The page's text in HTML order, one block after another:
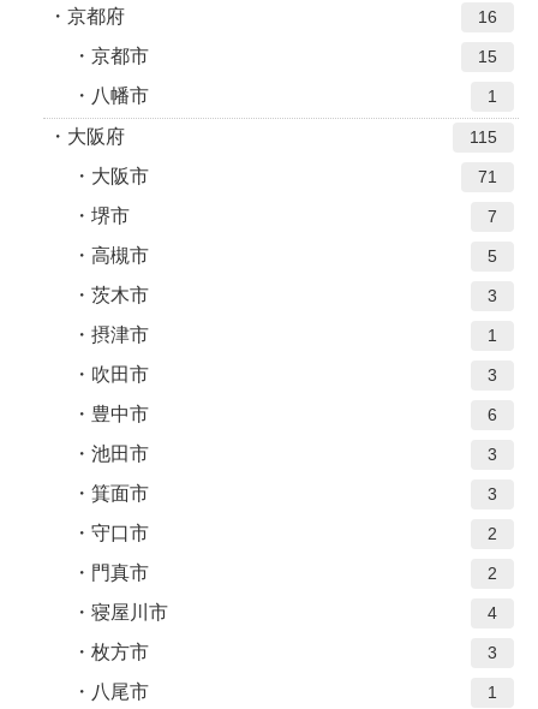
京都府 16
京都市 15
八幡市 1
大阪府 115
大阪市 71
堺市 7
高槻市 5
茨木市 3
摂津市 1
吹田市 3
豊中市 6
池田市 3
箕面市 3
守口市 2
門真市 2
寝屋川市 4
枚方市 3
八尾市 1